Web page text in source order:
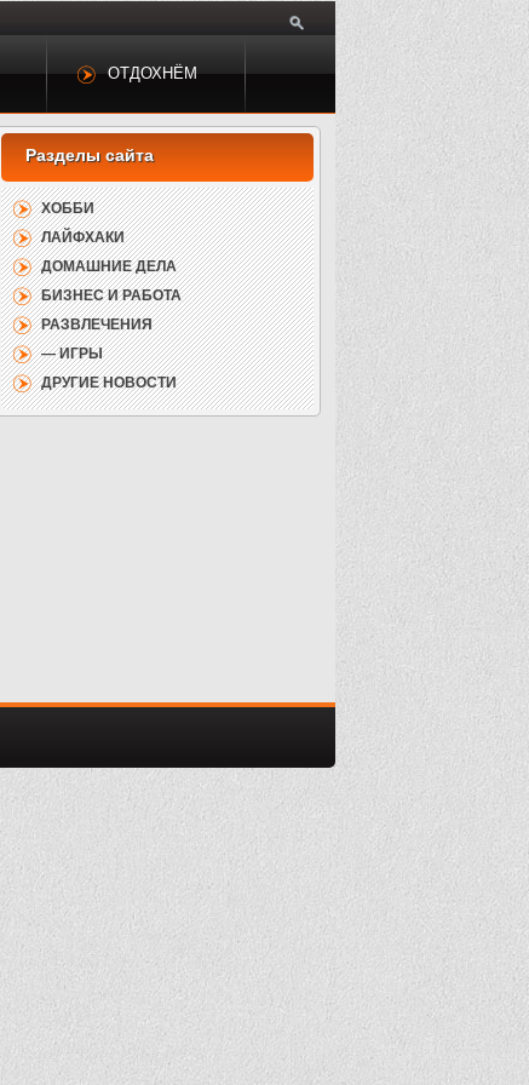
ОТДОХНЁМ
ХОББИ
ЛАЙФХАКИ
ДОМАШНИЕ ДЕЛА
БИЗНЕС И РАБОТА
РАЗВЛЕЧЕНИЯ
— ИГРЫ
ДРУГИЕ НОВОСТИ